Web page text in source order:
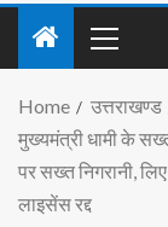
Home
उत्तराखण्ड
मुख्यमंत्री धामी के
पर सख्त निगरानी,
लाइसेंस रद्द